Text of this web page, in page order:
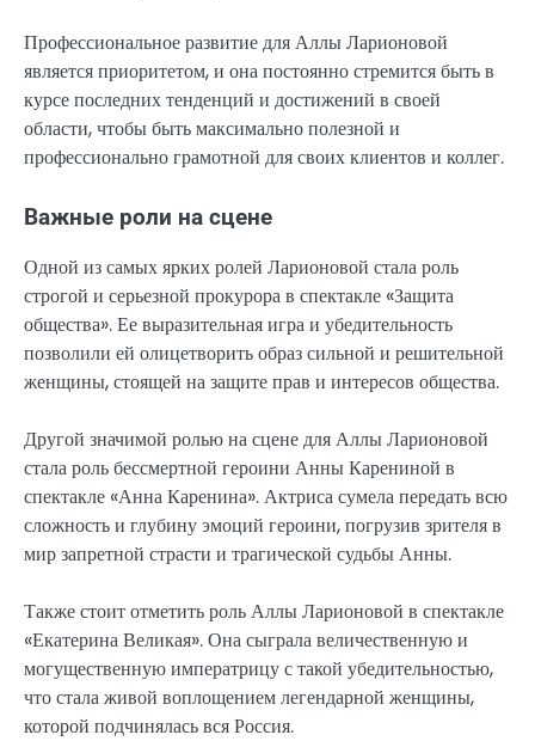
Профессиональное развитие для Аллы Ларионовой
является приоритетом, и она постоянно стремится быть в
курсе последних тенденций и достижений в своей
области, чтобы быть максимально полезной и
профессионально грамотной для своих клиентов и коллег.
Важные роли на сцене
Одной из самых ярких ролей Ларионовой стала роль
строгой и серьезной прокурора в спектакле «Защита
общества». Ее выразительная игра и убедительность
позволили ей олицетворить образ сильной и решительной
женщины, стоящей на защите прав и интересов общества.
Другой значимой ролью на сцене для Аллы Ларионовой
стала роль бессмертной героини Анны Карениной в
спектакле «Анна Каренина». Актриса сумела передать всю
сложность и глубину эмоций героини, погрузив зрителя в
мир запретной страсти и трагической судьбы Анны.
Также стоит отметить роль Аллы Ларионовой в спектакле
«Екатерина Великая». Она сыграла величественную и
могущественную императрицу с такой убедительностью,
что стала живой воплощением легендарной женщины,
которой подчинялась вся Россия.